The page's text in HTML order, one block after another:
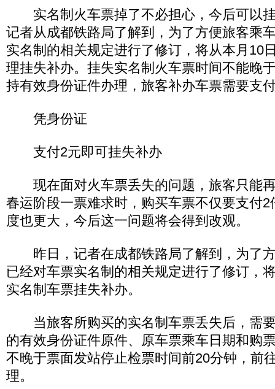
实名制火车票掉了不必担心，今后可以
记者从成都铁路局了解到，为了方便旅客乘
实名制的相关规定进行了修订，将从本月10
理挂失补办。挂失实名制火车票时间不能晚
持有效身份证件办理，旅客补办车票需要支
凭身份证
支付2元即可挂失补办
现在面对火车票丢失的问题，旅客只能
春运阶段一票难求时，购买车票不仅要支付
度也更大，今后这一问题将会得到改观。
昨日，记者在成都铁路局了解到，为了
已经对车票实名制的相关规定进行了修订，
实名制车票挂失补办。
当旅客所购买的实名制车票丢失后，需
的有效身份证件原件、原车票乘车日期和购
不晚于票面发站停止检票时间前20分钟，前
理。